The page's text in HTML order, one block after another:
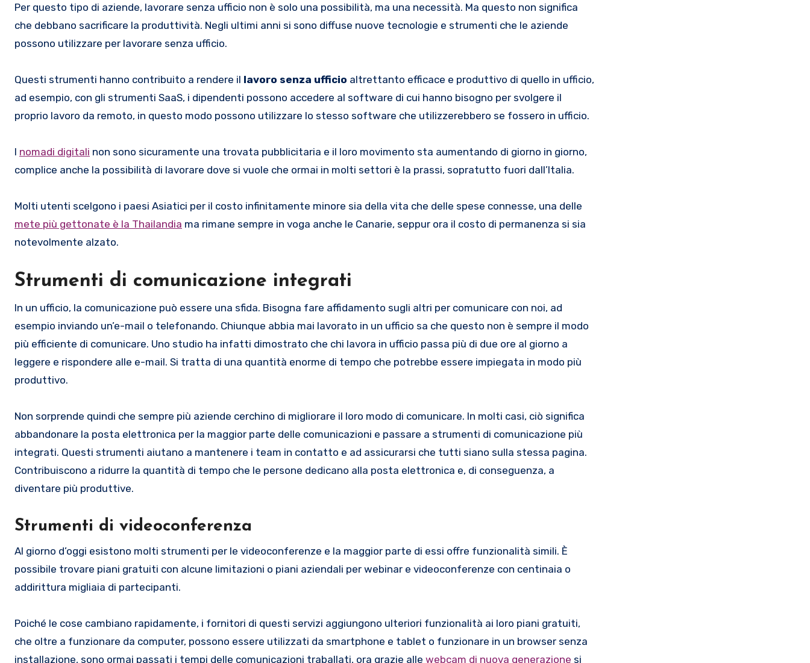
Per questo tipo di aziende, lavorare senza ufficio non è solo una possibilità, ma una necessità. Ma questo non significa
che debbano sacrificare la produttività. Negli ultimi anni si sono diffuse nuove tecnologie e strumenti che le aziende
possono utilizzare per lavorare senza ufficio.
Questi strumenti hanno contribuito a rendere il lavoro senza ufficio altrettanto efficace e produttivo di quello in ufficio,
ad esempio, con gli strumenti SaaS, i dipendenti possono accedere al software di cui hanno bisogno per svolgere il
proprio lavoro da remoto, in questo modo possono utilizzare lo stesso software che utilizzerebbero se fossero in ufficio.
I nomadi digitali non sono sicuramente una trovata pubblicitaria e il loro movimento sta aumentando di giorno in giorno,
complice anche la possibilità di lavorare dove si vuole che ormai in molti settori è la prassi, sopratutto fuori dall’Italia.
Molti utenti scelgono i paesi Asiatici per il costo infinitamente minore sia della vita che delle spese connesse, una delle
mete più gettonate è la Thailandia ma rimane sempre in voga anche le Canarie, seppur ora il costo di permanenza si sia
notevolmente alzato.
Strumenti di comunicazione integrati
In un ufficio, la comunicazione può essere una sfida. Bisogna fare affidamento sugli altri per comunicare con noi, ad
esempio inviando un’e-mail o telefonando. Chiunque abbia mai lavorato in un ufficio sa che questo non è sempre il modo
più efficiente di comunicare. Uno studio ha infatti dimostrato che chi lavora in ufficio passa più di due ore al giorno a
leggere e rispondere alle e-mail. Si tratta di una quantità enorme di tempo che potrebbe essere impiegata in modo più
produttivo.
Non sorprende quindi che sempre più aziende cerchino di migliorare il loro modo di comunicare. In molti casi, ciò significa
abbandonare la posta elettronica per la maggior parte delle comunicazioni e passare a strumenti di comunicazione più
integrati. Questi strumenti aiutano a mantenere i team in contatto e ad assicurarsi che tutti siano sulla stessa pagina.
Contribuiscono a ridurre la quantità di tempo che le persone dedicano alla posta elettronica e, di conseguenza, a
diventare più produttive.
Strumenti di videoconferenza
Al giorno d’oggi esistono molti strumenti per le videoconferenze e la maggior parte di essi offre funzionalità simili. È
possibile trovare piani gratuiti con alcune limitazioni o piani aziendali per webinar e videoconferenze con centinaia o
addirittura migliaia di partecipanti.
Poiché le cose cambiano rapidamente, i fornitori di questi servizi aggiungono ulteriori funzionalità ai loro piani gratuiti,
che oltre a funzionare da computer, possono essere utilizzati da smartphone e tablet o funzionare in un browser senza
installazione, sono ormai passati i tempi delle comunicazioni traballati, ora grazie alle webcam di nuova generazione si